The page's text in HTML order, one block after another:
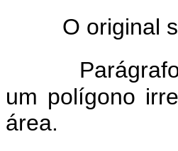
O original
um polígono
área.